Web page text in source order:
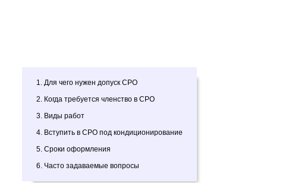
1. Для чего нужен допуск СРО
2. Когда требуется членство в СРО
3. Виды работ
4. Вступить в СРО под кондиционирование
5. Сроки оформления
6. Часто задаваемые вопросы